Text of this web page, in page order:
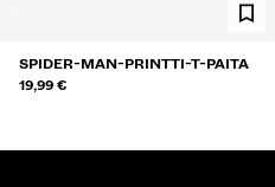
SPIDER-MAN-PRINTTI-T-PAITA
19,99 €